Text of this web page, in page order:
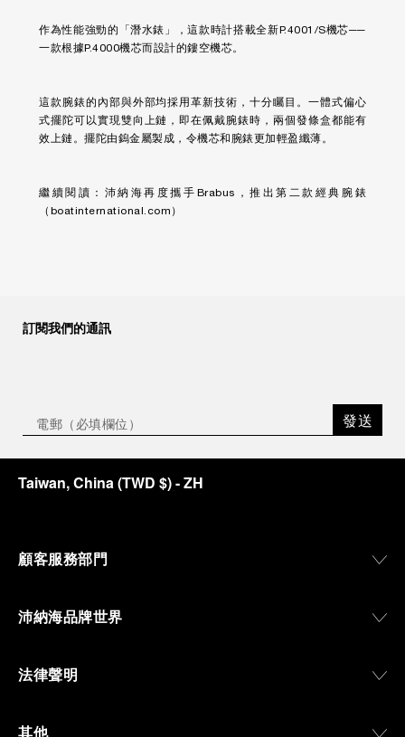
作為性能強勁的「潛水錶」，這款時計搭載全新P.4001/S機芯──
一款根據P.4000機芯而設計的鏤空機芯。
這款腕錶的內部與外部均採用革新技術，十分矚目。一體式偏心
式擺陀可以實現雙向上鏈，即在佩戴腕錶時，兩個發條盒都能有
效上鏈。擺陀由鎢金屬製成，令機芯和腕錶更加輕盈纖薄。
繼續閱讀： 沛納海再度攜手Brabus，推出第二款經典腕錶
（boatinternational.com）
訂閱我們的通訊
發送
Taiwan, China(TWD $)- ZH
顧客服務部門
沛納海品牌世界
法律聲明
其他